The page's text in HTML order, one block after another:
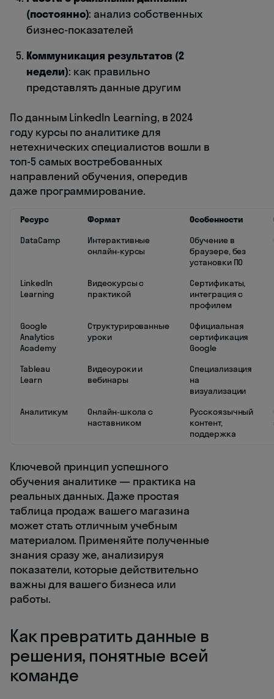
(постоянно): анализ собственных
бизнес-показателей
Коммуникация результатов (2
недели): как правильно
представлять данные другим
По данным LinkedIn Learning, в 2024
году курсы по аналитике для
нетехнических специалистов вошли в
топ-5 самых востребованных
направлений обучения, опередив
даже программирование.
Ресурс Формат Особенности
DataCamp
Интерактивные
онлайн-курсы
Обучение в
браузере, без
установки ПО
LinkedIn
Learning
Видеокурсы с
практикой
Сертификаты,
интеграция с
профилем
Google
Analytics
Academy
Структурированные
уроки
Официальная
сертификация
Google
Tableau
Learn
Видеоуроки и
вебинары
Специализация
на
визуализации
Аналитикум
Онлайн-школа с
наставником
Русскоязычный
контент,
поддержка
Ключевой принцип успешного
обучения аналитике — практика на
реальных данных. Даже простая
таблица продаж вашего магазина
может стать отличным учебным
материалом. Применяйте полученные
знания сразу же, анализируя
показатели, которые действительно
важны для вашего бизнеса или
работы.
Как превратить данные в
решения, понятные всей
команде